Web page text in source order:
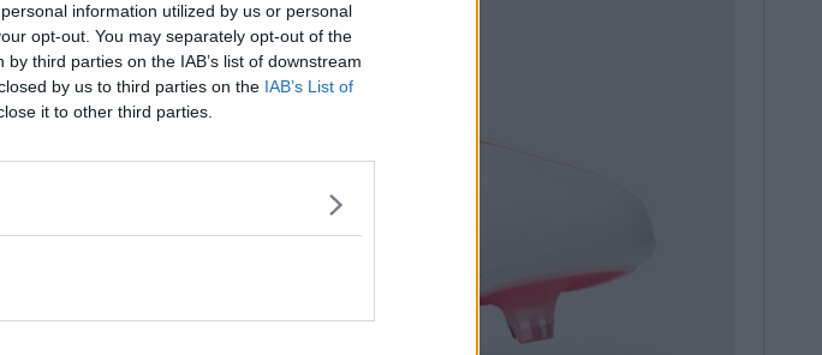
information utilized by us or personal
opt-out. You may separately opt-out of the
third parties on the IAB’s list of downstream
by us to third parties on the IAB’s List of
it to other third parties.